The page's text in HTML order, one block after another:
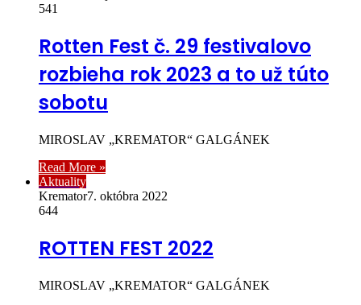
541
Rotten Fest č. 29 festivalovo
rozbieha rok 2023 a to už túto
sobotu
MIROSLAV „KREMATOR“ GALGÁNEK
Read More »
Aktuality
Kremator7. októbra 2022
644
ROTTEN FEST 2022
MIROSLAV „KREMATOR“ GALGÁNEK